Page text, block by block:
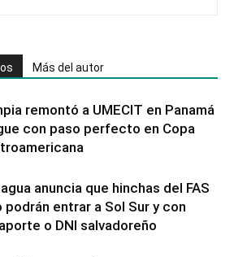
Más del autor
remontó a UMECIT en Panamá
con paso perfecto en Copa
anuncia que hinchas del FAS
podrán entrar a Sol Sur y con
o DNI salvadoreño